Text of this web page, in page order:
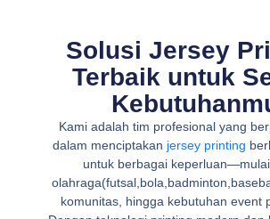
Solusi Jersey
Terbaik untuk
Kami adalah tim profesional yang
dalam menciptakan jersey printing
untuk berbagai
komunitas, hingga kebutuhan event